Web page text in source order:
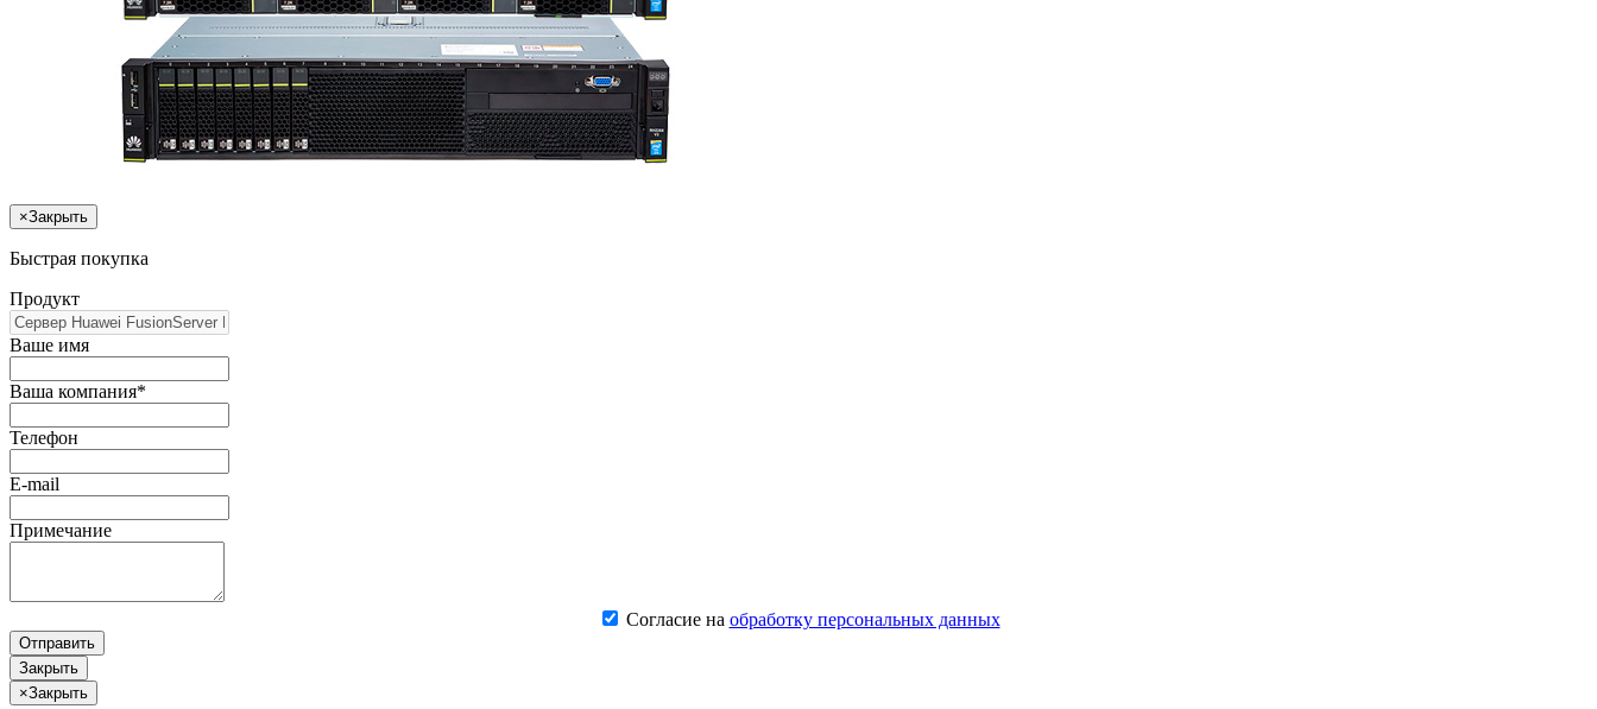
×Закрыть
Быстрая покупка
Продукт
Ваше имя
Ваша компания*
Телефон
E-mail
Примечание
Согласие на обработку персональных данных
Отправить
Закрыть
×Закрыть